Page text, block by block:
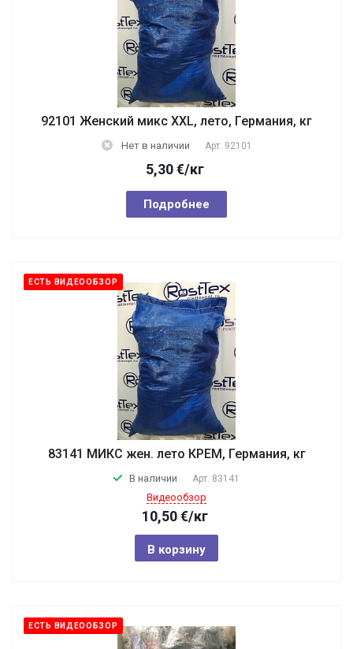
92101 Женский микс XXL, лето, Германия, кг
Нет в наличии Арт. 92101
5,30€/кг
Подробнее
ЕСТЬ ВИДЕООБЗОР
83141 МИКС жен. лето КРЕМ, Германия, кг
В наличии Арт. 83141
Видеообзор
10,50€/кг
В корзину
ЕСТЬ ВИДЕООБЗОР